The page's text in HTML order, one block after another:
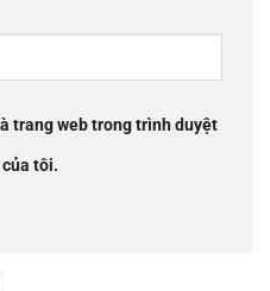
trang web trong trình duyệt
tôi.